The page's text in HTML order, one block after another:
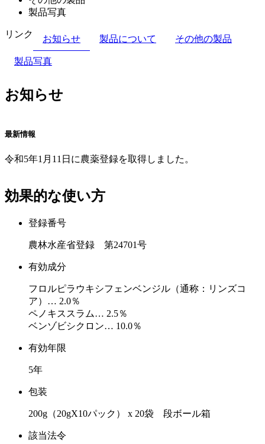
製品写真
リンク お知らせ 製品について その他の製品
製品写真
お知らせ
最新情報
令和5年1月11日に農薬登録を取得しました。
効果的な使い方
登録番号
農林水産省登録 第24701号
有効成分
フロルピラウキシフェンベンジル（通称：リンズコ
ア）… 2.0％
ペノキススラム… 2.5％
ベンゾビシクロン… 10.0％
有効年限
5年
包装
200g（20gX10パック） x 20袋 段ボール箱
該当法令